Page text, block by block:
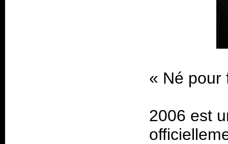
« Né pour
2006 est